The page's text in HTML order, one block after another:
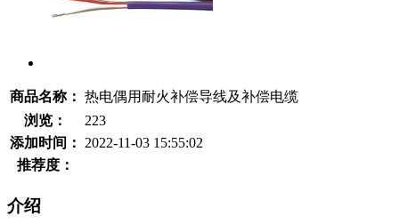
商品名称： 热电偶用耐火补偿导线及补偿电缆
浏览：
223
添加时间：
2022-11-03 15:55:02
推荐度：
介绍